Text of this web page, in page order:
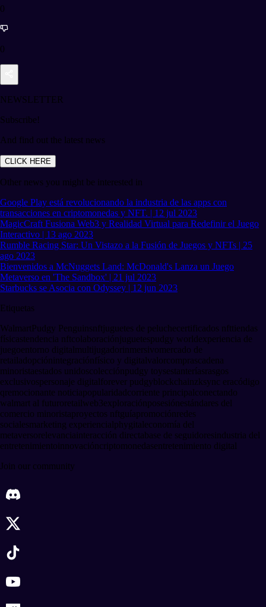
0
0
NEWSLETTER
Subscribe!
And find out the latest news
CLICK HERE
Other news you might be interested in
Google Play está revolucionando la industria de las apps con
transacciones en criptomonedas y NFT. | 12 jul 2023
MagicCraft Fusiona Web3 y Realidad Virtual para Redefinir el Juego
Interactivo | 13 ago 2023
Rumble Racing Star: Un Vistazo a la Fusión de Juegos y NFTs | 25
ago 2023
Bienvenidos a McNuggets Land: McDonald's Lanza un Juego
Metaverso en 'The Sandbox' | 21 jul 2023
Starbucks se Asocia con Odyssey | 12 jun 2023
Etiquetas
WalmartPudgy Penguinsnftjuguetes de peluchecertificados nfttiendas
físicastendencia nftcolaboraciónjuguetespudgy worldexperiencia de
juegoentorno digitalmultijugadorinmersivomercado de
retailadopciónintegraciónfísico y digitalvalorcomprascadena
minoristaestados unidoscolecciónpudgy toysestanteríasrasgos
exclusivospersonaje digitalforever pudgyblockchainzksync eracódigo
qremocionante noticiapopularidadcorriente principalconectando
walmart al futuroretailweb3exploraciónposesiónestándares del
comercio minoristaproyectos nftguíapromociónredes
socialesmarketing experiencialphygitaleconomía del
metaversorelevanciainteracción directabase de seguidoresindustria del
entretenimientoinnovacióncriptomonedasentretenimiento digital
Join our community